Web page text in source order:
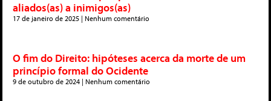
aliados(as) a inimigos(as)
17 de janeiro de 2025 Nenhum comentário
O fim do Direito: hipóteses acerca da morte de um
princípio formal do Ocidente
9 de outubro de 2024 Nenhum comentário